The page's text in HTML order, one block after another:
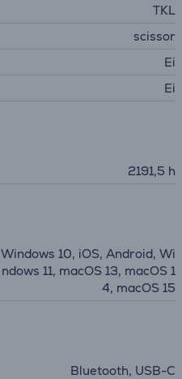
TKL
scissor
Ei
Ei
2191,5 h
Windows 10, iOS, Android, Wi
ndows 11, macOS 13, macOS 1
4, macOS 15
Bluetooth, USB-C